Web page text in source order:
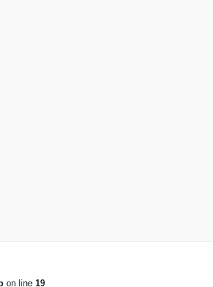
on line 19